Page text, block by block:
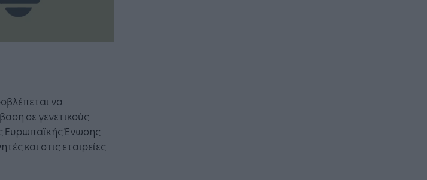
να
σε γενετικούς
Ευρωπαϊκής Ένωσης
και στις εταιρείες